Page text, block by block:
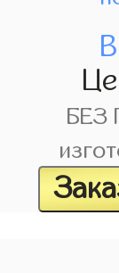
БЕЗ